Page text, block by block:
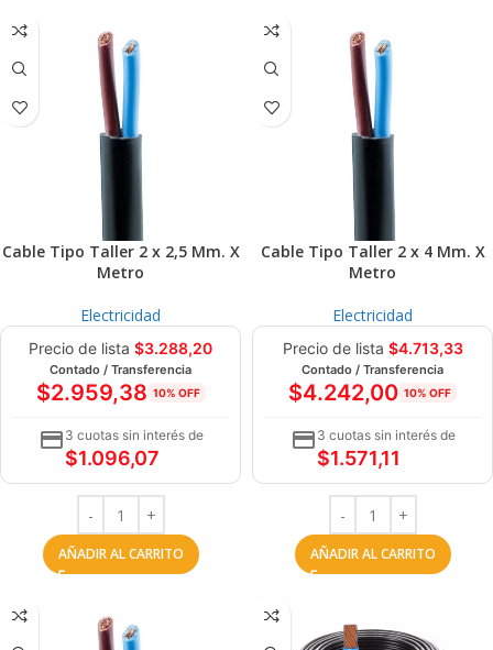
Cable Tipo Taller 2 x 2,5 Mm. X
Metro
Electricidad
Precio de lista $3.288,20
Contado / Transferencia
$2.959,38 10% OFF
3 cuotas sin interés de
$1.096,07
AÑADIR AL CARRITO
Cable Tipo Taller 2 x 4 Mm. X
Metro
Electricidad
Precio de lista $4.713,33
Contado / Transferencia
$4.242,00 10% OFF
3 cuotas sin interés de
$1.571,11
AÑADIR AL CARRITO